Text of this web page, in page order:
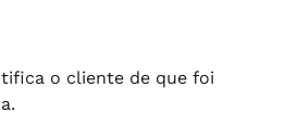
o cliente de que foi